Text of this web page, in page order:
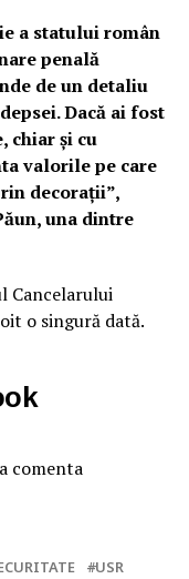
a statului român
penală
de un detaliu
Dacă ai fost
chiar și cu
valorile pe care
decorații”,
una dintre
Cancelarului
o singură dată.
comenta
USR